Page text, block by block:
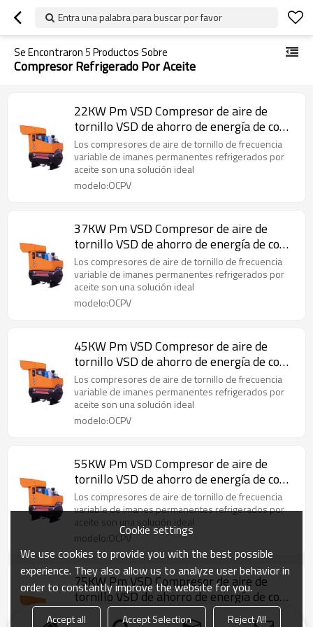
Entra una palabra para buscar por favor
Se Encontraron5Productos Sobre
Compresor Refrigerado Por Aceite
22KW Pm VSD Compresor de aire de
tornillo VSD de ahorro de energía de con
enfriamiento de aceite
Los compresores de aire de tornillo de frecuencia
variable de imanes permanentes refrigerados por
aceite son una solución ideal
modelo:OCPV
37KW Pm VSD Compresor de aire de
tornillo VSD de ahorro de energía de con
enfriamiento de aceite
Los compresores de aire de tornillo de frecuencia
variable de imanes permanentes refrigerados por
aceite son una solución ideal
modelo:OCPV
45KW Pm VSD Compresor de aire de
tornillo VSD de ahorro de energía de con
enfriamiento de aceite
Los compresores de aire de tornillo de frecuencia
variable de imanes permanentes refrigerados por
aceite son una solución ideal
modelo:OCPV
55KW Pm VSD Compresor de aire de
tornillo VSD de ahorro de energía de con
enfriamiento de aceite
Los compresores de aire de tornillo de frecuencia
variable de imanes permanentes refrigerados por
aceite son una solución ideal
modelo:OCPV
75KW Pm VSD Compresor de aire de
tornillo VSD de ahorro de energía de con
enfriamiento de aceite
Los compresores de aire de tornillo de frecuencia
Cookie settings
We use cookies to provide you with the best possible
experience. They also allow us to analyze user behavior in
order to constantly improve the website for you.
Accept all Accept Selection Reject All